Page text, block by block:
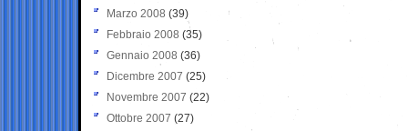
Marzo 2008 (39)
Febbraio 2008 (35)
Gennaio 2008 (36)
Dicembre 2007 (25)
Novembre 2007 (22)
Ottobre 2007 (27)